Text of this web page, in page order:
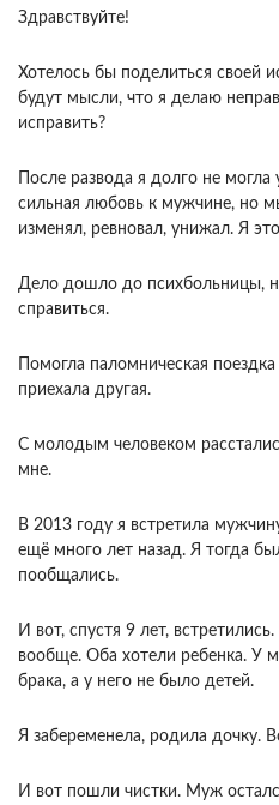
Здравствуйте!
Хотелось бы поделиться своей
будут мысли, что я делаю
исправить?
После развода я долго не
сильная любовь к мужчине, но
изменял, ревновал, унижал. Я
Дело дошло до психбольницы,
справиться.
Помогла паломническая
приехала другая.
С молодым человеком
мне.
В 2013 году я встретила
ещё много лет назад. Я тогда
пообщались.
И вот, спустя 9 лет,
вообще. Оба хотели ребенка. У
брака, а у него не было детей.
Я забеременела, родила дочку.
И вот пошли чистки. Муж